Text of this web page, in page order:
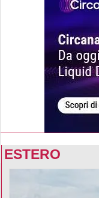
ESTERO